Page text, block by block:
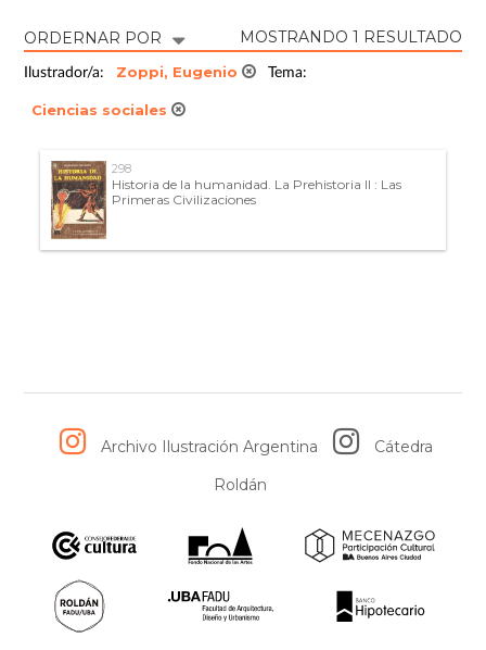
ORDERNAR POR MOSTRANDO 1 RESULTADO
Ilustrador/a: Zoppi, Eugenio Tema:
Ciencias sociales
298
Historia de la humanidad. La Prehistoria II : Las
Primeras Civilizaciones
Archivo Ilustración Argentina
Cátedra
Roldán